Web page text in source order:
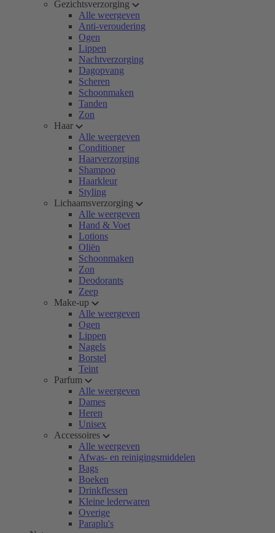
Gezichtsverzorging
Alle weergeven
Anti-veroudering
Ogen
Lippen
Nachtverzorging
Dagopvang
Scheren
Schoonmaken
Tanden
Zon
Haar
Alle weergeven
Conditioner
Haarverzorging
Shampoo
Haarkleur
Styling
Lichaamsverzorging
Alle weergeven
Hand & Voet
Lotions
Oliën
Schoonmaken
Zon
Deodorants
Zeep
Make-up
Alle weergeven
Ogen
Lippen
Nagels
Borstel
Teint
Parfum
Alle weergeven
Dames
Heren
Unisex
Accessoires
Alle weergeven
Afwas- en reinigingsmiddelen
Bags
Boeken
Drinkflessen
Kleine lederwaren
Overige
Paraplu's